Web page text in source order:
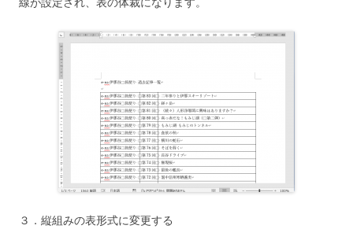
３．縦組みの表形式に変更する